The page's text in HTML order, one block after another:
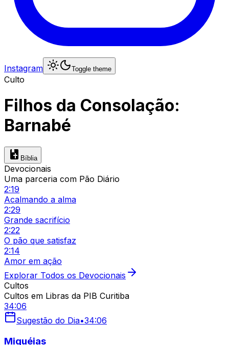
Instagram Toggle theme
Culto
Filhos da Consolação:
Barnabé
Bíblia
Devocionais
Uma parceria com Pão Diário
2:19
Acalmando a alma
2:29
Grande sacrifício
2:22
O pão que satisfaz
2:14
Amor em ação
Explorar Todos os Devocionais
Cultos
Cultos em Libras da PIB Curitiba
34:06
Sugestão do Dia•34:06
Miquéias